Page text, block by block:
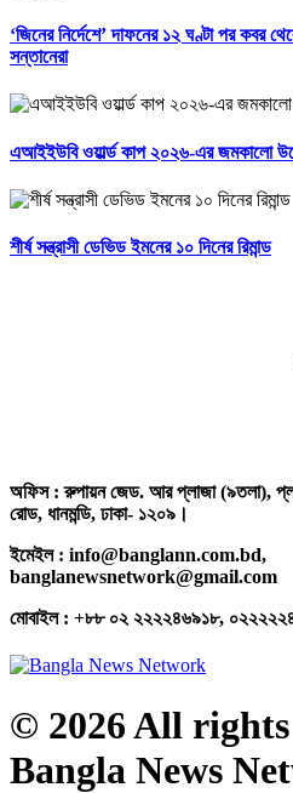
‘জিনের নির্দেশে’ দাফনের ১২ ঘণ্টা পর কবর
সন্তানেরা
এআইইউবি ওয়ার্ল্ড কাপ ২০২৬-এর জমকালো
শীর্ষ সন্ত্রাসী ডেভিড ইমনের ১০ দিনের রিমান্ড
অফিস : রুপায়ন জেড. আর প্লাজা (৯তলা),
রোড, ধানমন্ডি, ঢাকা- ১২০৯।
ইমেইল : info@banglann.com.bd,
banglanewsnetwork@gmail.com
মোবাইল : +৮৮ ০২ ২২২২৪৬৯১৮,
© 2026 All
Bangla News